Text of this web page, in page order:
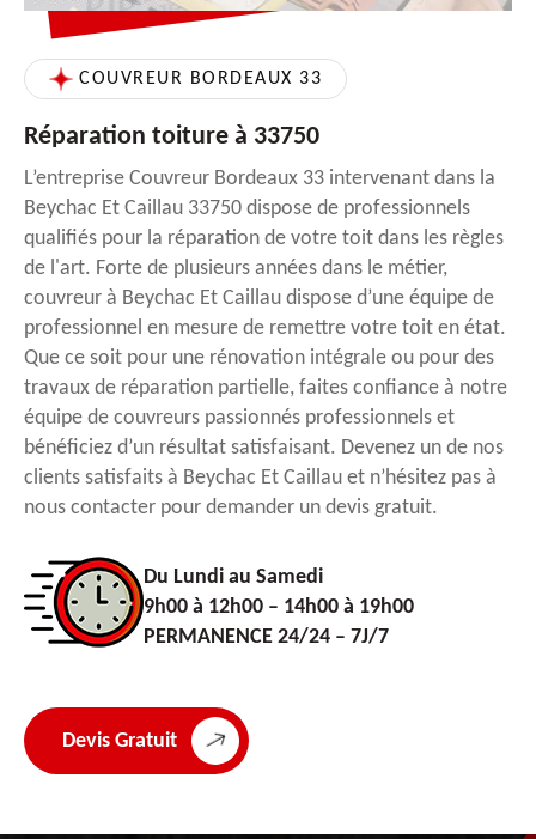
COUVREUR BORDEAUX 33
Réparation toiture à 33750
L’entreprise Couvreur Bordeaux 33 intervenant dans la
Beychac Et Caillau 33750 dispose de professionnels
qualifiés pour la réparation de votre toit dans les règles
de l'art. Forte de plusieurs années dans le métier,
couvreur à Beychac Et Caillau dispose d’une équipe de
professionnel en mesure de remettre votre toit en état.
Que ce soit pour une rénovation intégrale ou pour des
travaux de réparation partielle, faites confiance à notre
équipe de couvreurs passionnés professionnels et
bénéficiez d’un résultat satisfaisant. Devenez un de nos
clients satisfaits à Beychac Et Caillau et n’hésitez pas à
nous contacter pour demander un devis gratuit.
Du Lundi au Samedi
9h00 à 12h00 – 14h00 à 19h00
PERMANENCE 24/24 – 7J/7
Devis Gratuit